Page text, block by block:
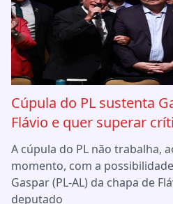
Cúpula do PL sustenta
Flávio e quer superar
A cúpula do PL não trabalha,
momento, com a
Gaspar (PL-AL) da chapa de
deputado